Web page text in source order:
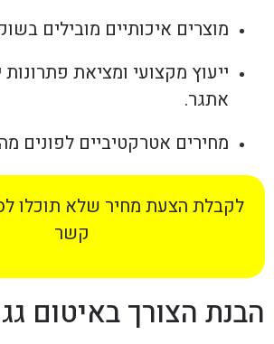
מוצרים איכותיים מובילים
ייעוץ מקצועי ומציאת פתרונות
אתגר.
מחירים אטרקטיביים לפונים
לקבלת הצעת מחיר שלא תוכלו
קשר
הבנת הצורך באיטום